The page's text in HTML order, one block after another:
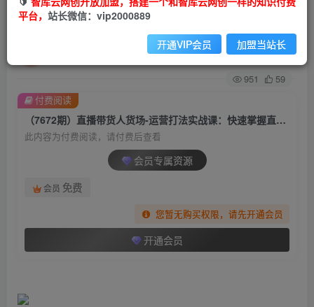
速掌握直播带货的运营策略（8节课）
关注 私信
951 59
（7672期）直播带货人货场-运营打法实战课：快速掌握直播带货的运营策略（8节课）
此内容为付费阅读，请付费后查看
会员专属资源
会员 免费
您暂无购买权限，请先开通会员
开通会员
付费阅读
平台， 站长微信：vip2000889
开通VIP会员 加盟当站长